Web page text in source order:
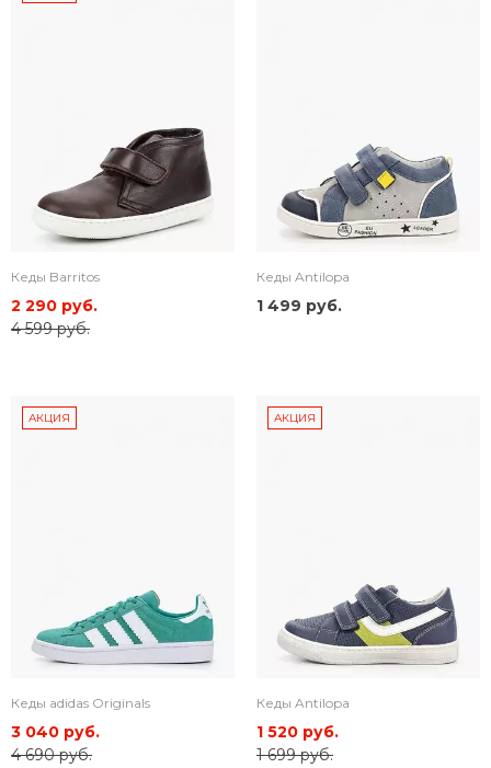
Кеды Barritos
2 290 руб.
4 599 руб.
Кеды Antilopa
1 499 руб.
АКЦИЯ
Кеды adidas Originals
3 040 руб.
4 690 руб.
АКЦИЯ
Кеды Antilopa
1 520 руб.
1 699 руб.